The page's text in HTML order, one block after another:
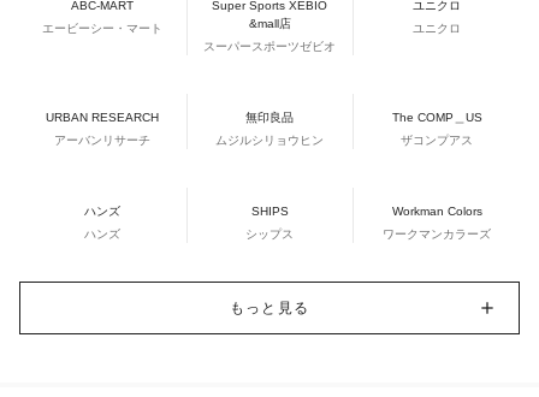
ABC-MART
エービーシー・マート
Super Sports XEBIO
&mall店
スーパースポーツゼビオ
ユニクロ
ユニクロ
URBAN RESEARCH
アーバンリサーチ
無印良品
ムジルシリョウヒン
The COMP＿US
ザコンプアス
ハンズ
ハンズ
SHIPS
シップス
Workman Colors
ワークマンカラーズ
もっと見る